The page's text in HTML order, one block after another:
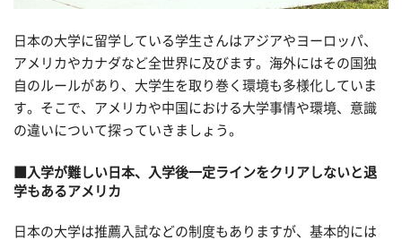
日本の大学に留学している学生さんはアジアやヨーロッパ、
アメリカやカナダなど全世界に及びます。海外にはその国独
自のルールがあり、大学生を取り巻く環境も多様化していま
す。そこで、アメリカや中国における大学事情や環境、意識
の違いについて探っていきましょう。
■入学が難しい日本、入学後一定ラインをクリアしないと退
学もあるアメリカ
日本の大学は推薦入試などの制度もありますが、基本的には